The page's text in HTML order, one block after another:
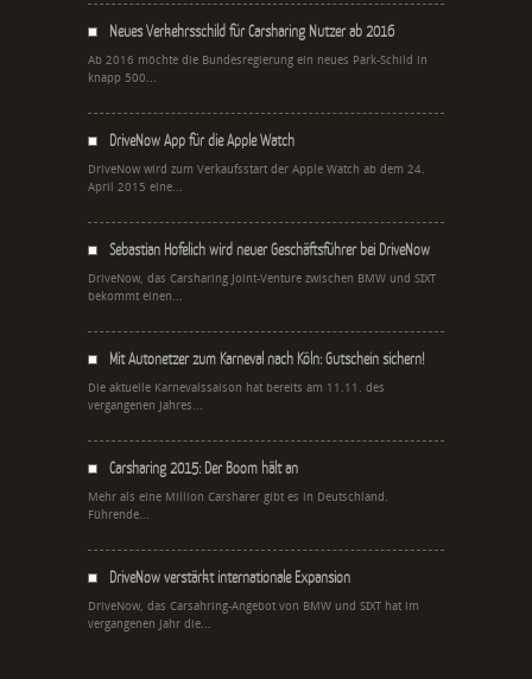
Neues Verkehrsschild für Carsharing Nutzer ab 2016
Ab 2016 möchte die Bundesregierung ein neues Park-Schild in
knapp 500...
DriveNow App für die Apple Watch
DriveNow wird zum Verkaufsstart der Apple Watch ab dem 24.
April 2015 eine...
Sebastian Hofelich wird neuer Geschäftsführer bei DriveNow
DriveNow, das Carsharing Joint-Venture zwischen BMW und SIXT
bekommt einen...
Mit Autonetzer zum Karneval nach Köln: Gutschein sichern!
Die aktuelle Karnevalssaison hat bereits am 11.11. des
vergangenen Jahres...
Carsharing 2015: Der Boom hält an
Mehr als eine Million Carsharer gibt es in Deutschland.
Führende...
DriveNow verstärkt internationale Expansion
DriveNow, das Carsahring-Angebot von BMW und SIXT hat im
vergangenen Jahr die...